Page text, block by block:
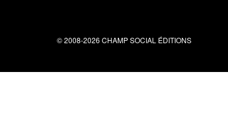
© 2008-2026 CHAMP SOCIAL ÉDITIONS